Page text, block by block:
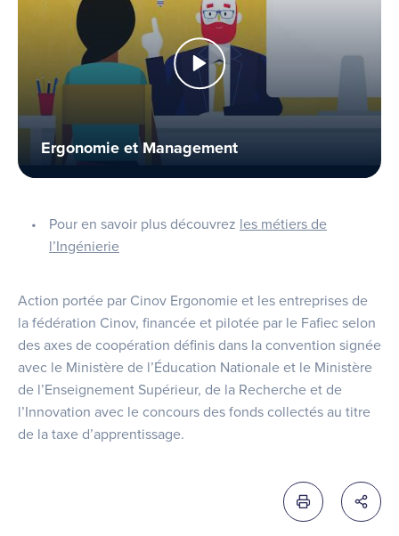
Ergonomie et Management
Pour en savoir plus découvrez les métiers de
l’Ingénierie
Action portée par Cinov Ergonomie et les entreprises de
la fédération Cinov, financée et pilotée par le Fafiec selon
des axes de coopération définis dans la convention signée
avec le Ministère de l’Éducation Nationale et le Ministère
de l’Enseignement Supérieur, de la Recherche et de
l’Innovation avec le concours des fonds collectés au titre
de la taxe d’apprentissage.
Imprimer cette